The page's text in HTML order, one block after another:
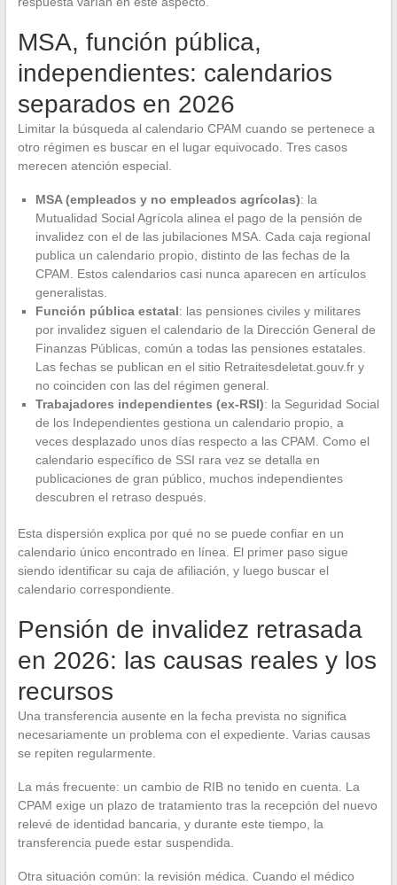
MSA, función pública,
independientes: calendarios
separados en 2026
Limitar la búsqueda al calendario CPAM cuando se pertenece a
otro régimen es buscar en el lugar equivocado. Tres casos
merecen atención especial.
MSA (empleados y no empleados agrícolas): la
Mutualidad Social Agrícola alinea el pago de la pensión de
invalidez con el de las jubilaciones MSA. Cada caja regional
publica un calendario propio, distinto de las fechas de la
CPAM. Estos calendarios casi nunca aparecen en artículos
generalistas.
Función pública estatal: las pensiones civiles y militares
por invalidez siguen el calendario de la Dirección General de
Finanzas Públicas, común a todas las pensiones estatales.
Las fechas se publican en el sitio Retraitesdeletat.gouv.fr y
no coinciden con las del régimen general.
Trabajadores independientes (ex-RSI): la Seguridad Social
de los Independientes gestiona un calendario propio, a
veces desplazado unos días respecto a las CPAM. Como el
calendario específico de SSI rara vez se detalla en
publicaciones de gran público, muchos independientes
descubren el retraso después.
Esta dispersión explica por qué no se puede confiar en un
calendario único encontrado en línea. El primer paso sigue
siendo identificar su caja de afiliación, y luego buscar el
calendario correspondiente.
Pensión de invalidez retrasada
en 2026: las causas reales y los
recursos
Una transferencia ausente en la fecha prevista no significa
necesariamente un problema con el expediente. Varias causas
se repiten regularmente.
La más frecuente: un cambio de RIB no tenido en cuenta. La
CPAM exige un plazo de tratamiento tras la recepción del nuevo
relevé de identidad bancaria, y durante este tiempo, la
transferencia puede estar suspendida.
Otra situación común: la revisión médica. Cuando el médico